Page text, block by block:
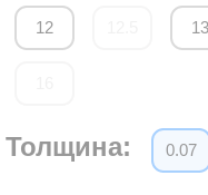
12 13
Толщина: 0.07